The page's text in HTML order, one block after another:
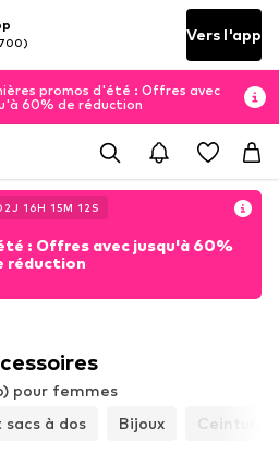
700) Vers l'app
promos d'été : Offres avec
60% de réduction
J 16H 15M 10 S
: Offres avec jusqu'à 60%
réduction
pour femmes
sacs à dos Bijoux Ceintures